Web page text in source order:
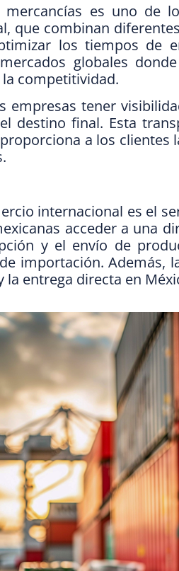
es uno de
que combinan
los tiempos de
globales
competitividad.
empresas tener
destino final. Esta
a los clientes
internacional es el
acceder a una
y el envío de
importación. Además,
la entrega directa en